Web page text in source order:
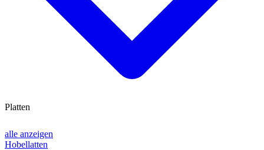
alle anzeigen
Hobellatten
Platten